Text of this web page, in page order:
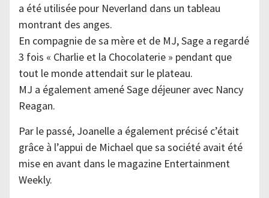
a été utilisée pour Neverland dans un tableau
montrant des anges.
En compagnie de sa mère et de MJ, Sage a regardé
3 fois « Charlie et la Chocolaterie » pendant que
tout le monde attendait sur le plateau.
MJ a également amené Sage déjeuner avec Nancy
Reagan.
Par le passé, Joanelle a également précisé c’était
grâce à l’appui de Michael que sa société avait été
mise en avant dans le magazine Entertainment
Weekly.